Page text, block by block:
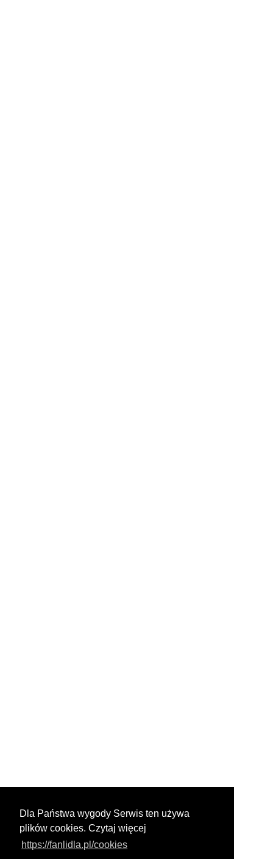
Dla Państwa wygody Serwis ten używa
plików cookies. Czytaj więcej
https://fanlidla.pl/cookies